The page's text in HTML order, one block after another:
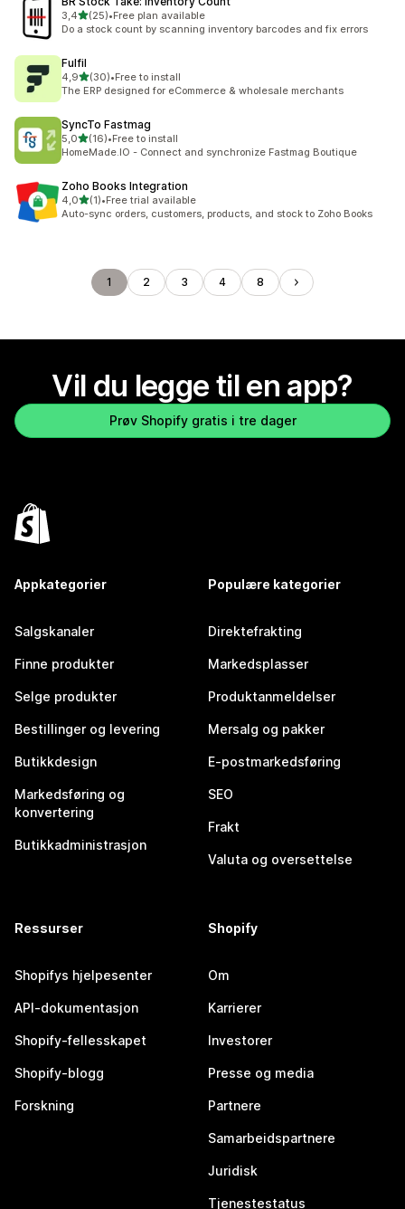
3,4av 5 stjerner
(25)
Totalt 25 omtaler
•Free plan available
Do a stock count by scanning inventory barcodes and fix errors
Fulfil
4,9av 5 stjerner
(30)
Totalt 30 omtaler
•Free to install
The ERP designed for eCommerce & wholesale merchants
SyncTo Fastmag
5,0av 5 stjerner
(16)
Totalt 16 omtaler
•Free to install
HomeMade.IO - Connect and synchronize Fastmag Boutique
Zoho Books Integration
4,0av 5 stjerner
(1)
Totalt 1 omtaler
•Free trial available
Auto-sync orders, customers, products, and stock to Zoho Books
1 2 3 4 8
Vil du legge til en app?
Prøv Shopify gratis i tre dager
Appkategorier
Salgskanaler
Finne produkter
Selge produkter
Bestillinger og levering
Butikkdesign
Markedsføring og
konvertering
Butikkadministrasjon
Populære kategorier
Direktefrakting
Markedsplasser
Produktanmeldelser
Mersalg og pakker
E-postmarkedsføring
SEO
Frakt
Valuta og oversettelse
Ressurser
Shopifys hjelpesenter
API-dokumentasjon
Shopify-fellesskapet
Shopify-blogg
Forskning
Shopify
Om
Karrierer
Investorer
Presse og media
Partnere
Samarbeidspartnere
Juridisk
Tjenestestatus